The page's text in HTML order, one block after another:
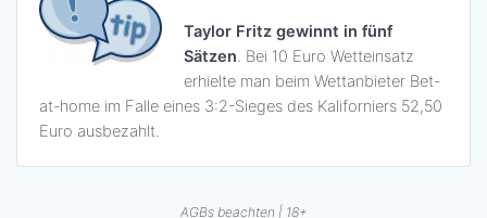
Taylor Fritz gewinnt in fünf
Sätzen. Bei 10 Euro Wetteinsatz
erhielte man beim Wettanbieter Bet-
at-home im Falle eines 3:2-Sieges des Kaliforniers 52,50
Euro ausbezahlt.
AGBs beachten | 18+